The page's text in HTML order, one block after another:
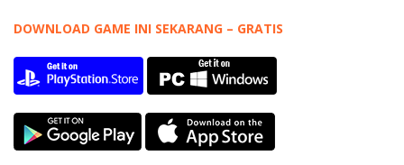
DOWNLOAD GAME INI SEKARANG – GRATIS